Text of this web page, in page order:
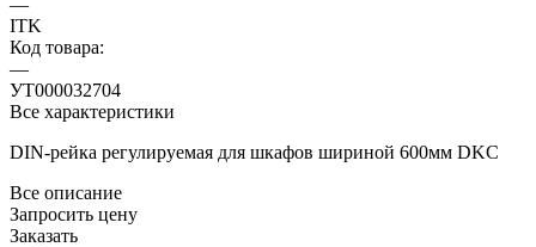
ITK
Код товара:
—
УТ000032704
Все характеристики
DIN-рейка регулируемая для шкафов шириной 600мм DKC
Все описание
Запросить цену
Заказать